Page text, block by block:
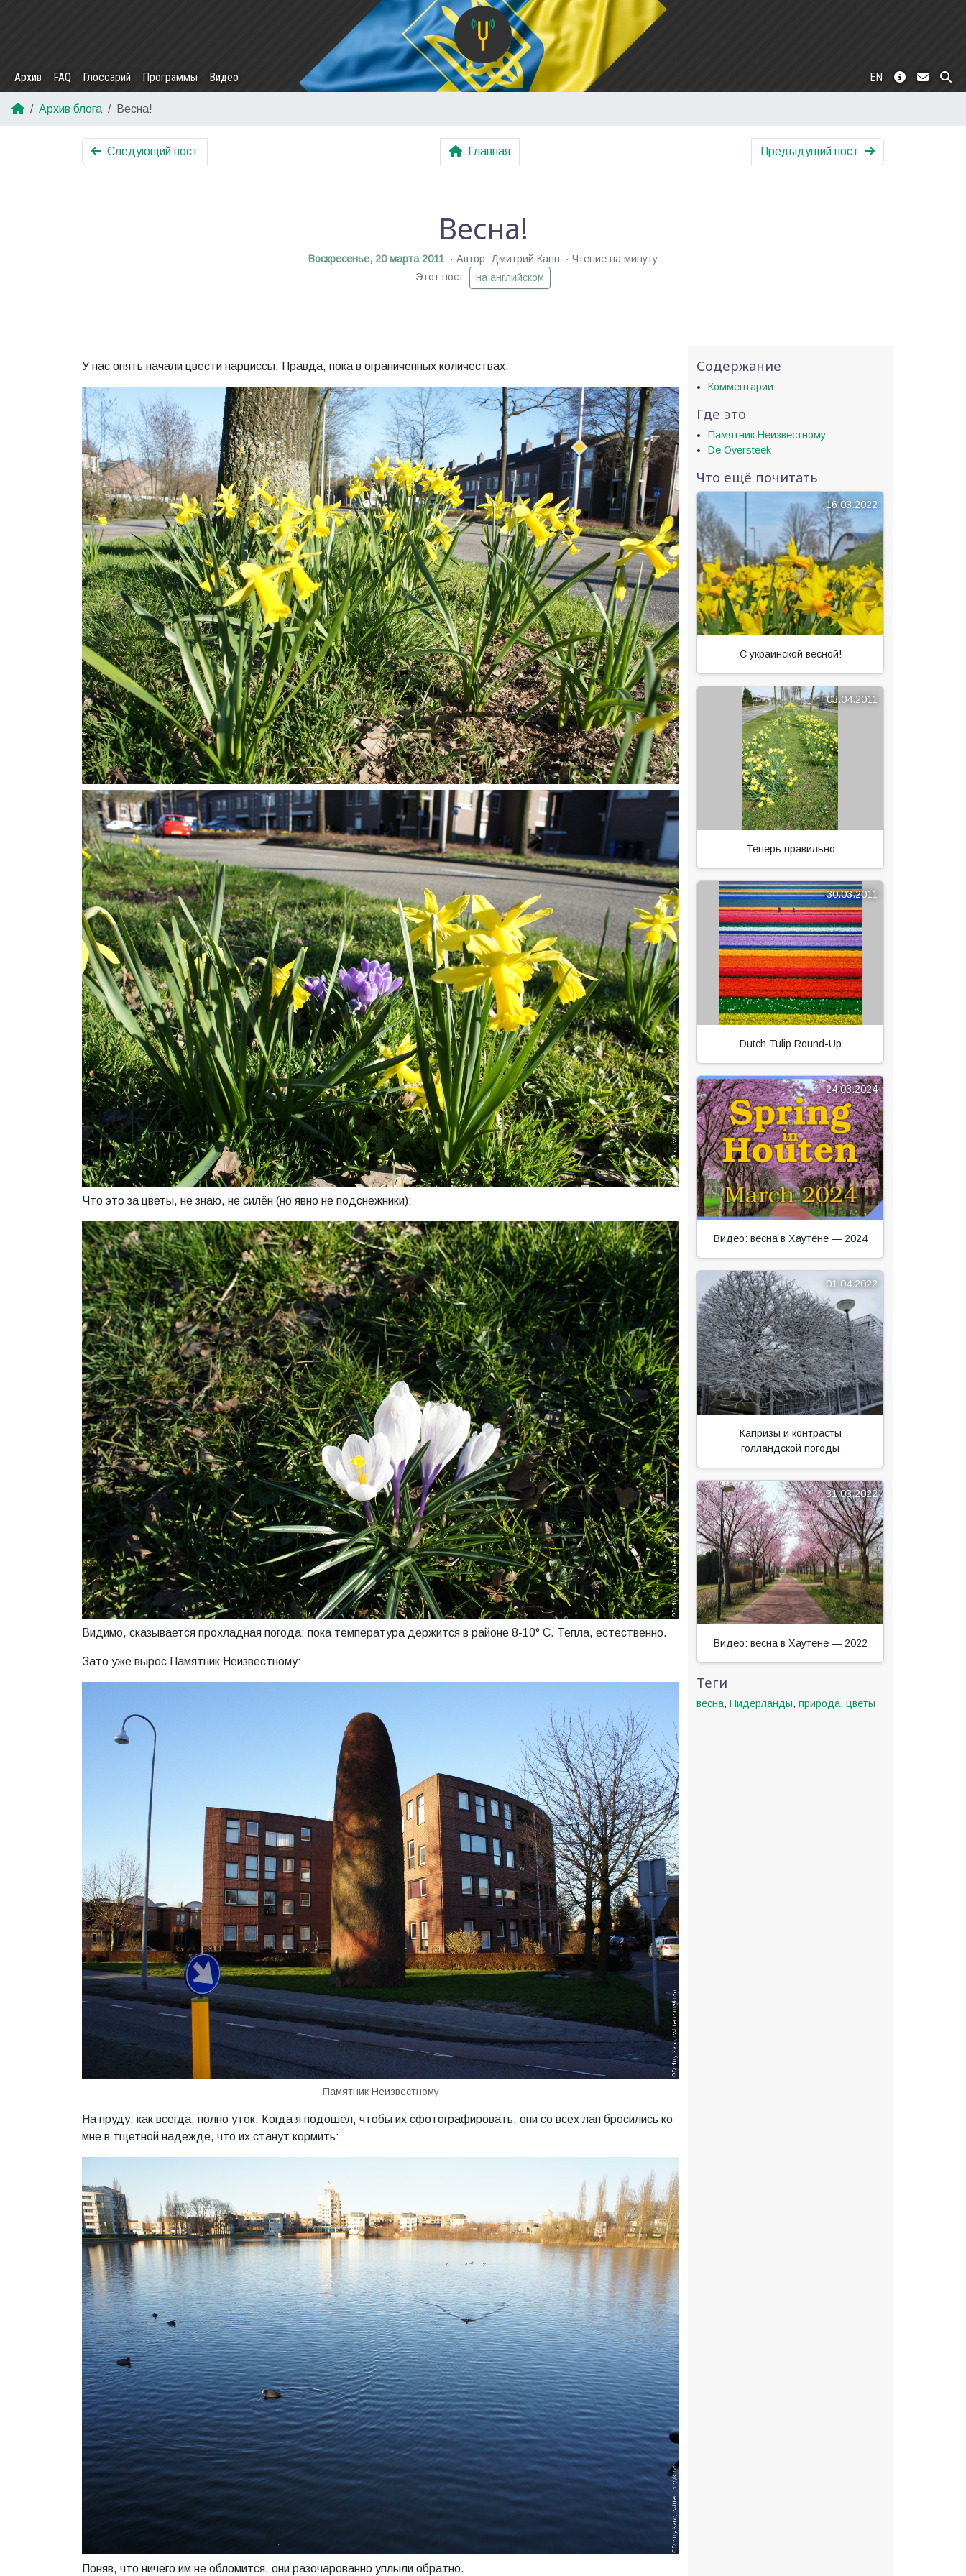
Архив FAQ Глоссарий Программы Видео EN
Архив блога Весна!
Следующий пост Главная Предыдущий пост
Весна!
Воскресенье, 20 марта 2011 Автор: Дмитрий Канн
Чтение на минуту
Этот пост
на английском
У нас опять начали цвести нарциссы. Правда, пока в ограниченных количествах:
Что это за цветы, не знаю, не силён (но явно не подснежники):
Видимо, сказывается прохладная погода: пока температура держится в районе 8-10° C. Тепла, естественно.
Зато уже вырос Памятник Неизвестному:
Памятник Неизвестному
На пруду, как всегда, полно уток. Когда я подошёл, чтобы их сфотографировать, они со всех лап бросились ко
мне в тщетной надежде, что их станут кормить:
Поняв, что ничего им не обломится, они разочарованно уплыли обратно.
Содержание
Комментарии
Где это
Памятник Неизвестному
De Oversteek
Что ещё почитать
16.03.2022
С украинской весной!
03.04.2011
Теперь правильно
30.03.2011
Dutch Tulip Round-Up
24.03.2024
Видео: весна в Хаутене — 2024
01.04.2022
Капризы и контрасты
голландской погоды
31.03.2022
Видео: весна в Хаутене — 2022
Теги
весна, Нидерланды, природа, цветы